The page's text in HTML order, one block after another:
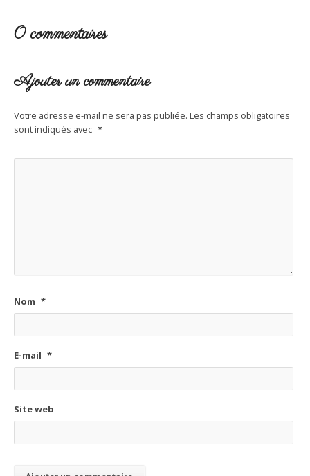
0 commentaires
Ajouter un commentaire
Votre adresse e-mail ne sera pas publiée. Les champs obligatoires
sont indiqués avec *
Nom *
E-mail *
Site web